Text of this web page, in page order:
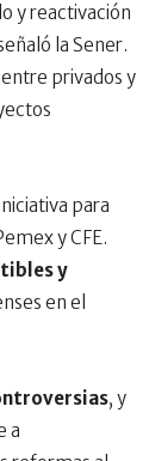
y reactivación
la Sener.
entre privados y
para
y CFE.
y
en el
, y
a